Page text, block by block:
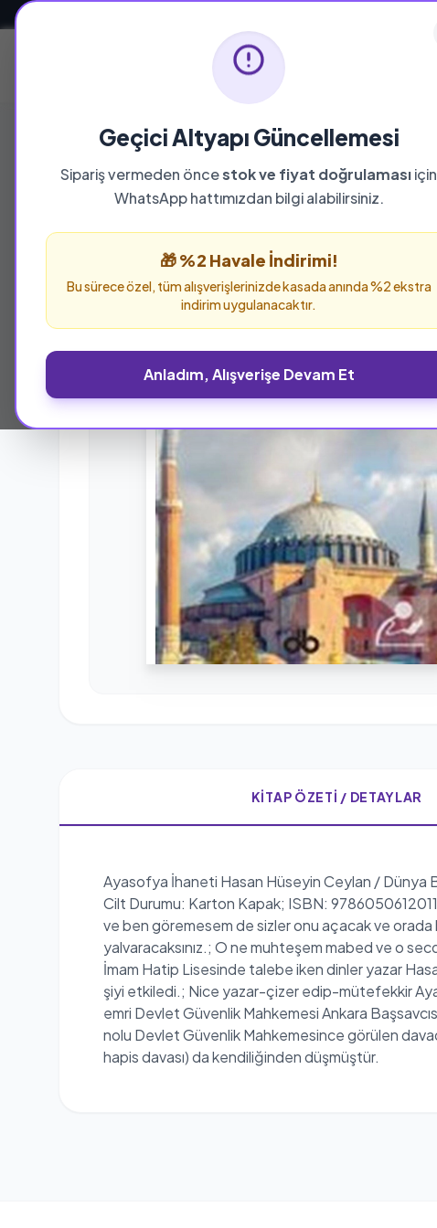
Geçici Altyapı Güncellemesi
Sipariş vermeden öncestok ve fiyat doğrulamasıiçin
WhatsApp hattımızdan bilgi alabilirsiniz.
🎁 %2 Havale İndirimi!
Bu sürece özel, tüm alışverişlerinizde kasada anında %2 ekstra
indirim uygulanacaktır.
Anladım, Alışverişe Devam Et
%25 İNDİRİM
KITAP ÖZETI / DETAYLAR
Ayasofya İhaneti Hasan Hüseyin Ceylan / Dünya
Cilt Durumu: Karton Kapak; ISBN:
ve ben göremesem de sizler onu açacak ve orada
yalvaracaksınız.; O ne muhteşem mabed ve o
İmam Hatip Lisesinde talebe iken dinler yazar
şiyi etkiledi.; Nice yazar-çizer edip-mütefekkir
emri Devlet Güvenlik Mahkemesi Ankara
nolu Devlet Güvenlik Mahkemesince görülen
hapis davası) da kendiliğinden düşmüştür.